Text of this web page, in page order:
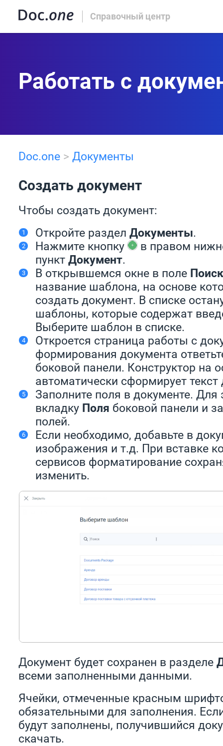
Справочный центр
Работать с
Doc.one > Документы
Создать документ
Чтобы создать документ:
Откройте раздел Документы.
Нажмите кнопку
в правом
пункт Документ.
В открывшемся окне в поле Поиск
название шаблона, на основе
создать документ. В списке
шаблоны, которые содержат
Выберите шаблон в списке.
Откроется страница работы с
формирования документа
боковой панели. Конструктор на
автоматически сформирует текст
Заполните поля в документе. Для
вкладку Поля боковой панели и
полей.
Если необходимо, добавьте в
изображения и т.д. При вставке
сервисов форматирование
изменить.
Документ будет сохранен в разделе
всеми заполненными данными.
Ячейки, отмеченные красным
обязательными для заполнения.
будут заполнены, получившийся
скачать.